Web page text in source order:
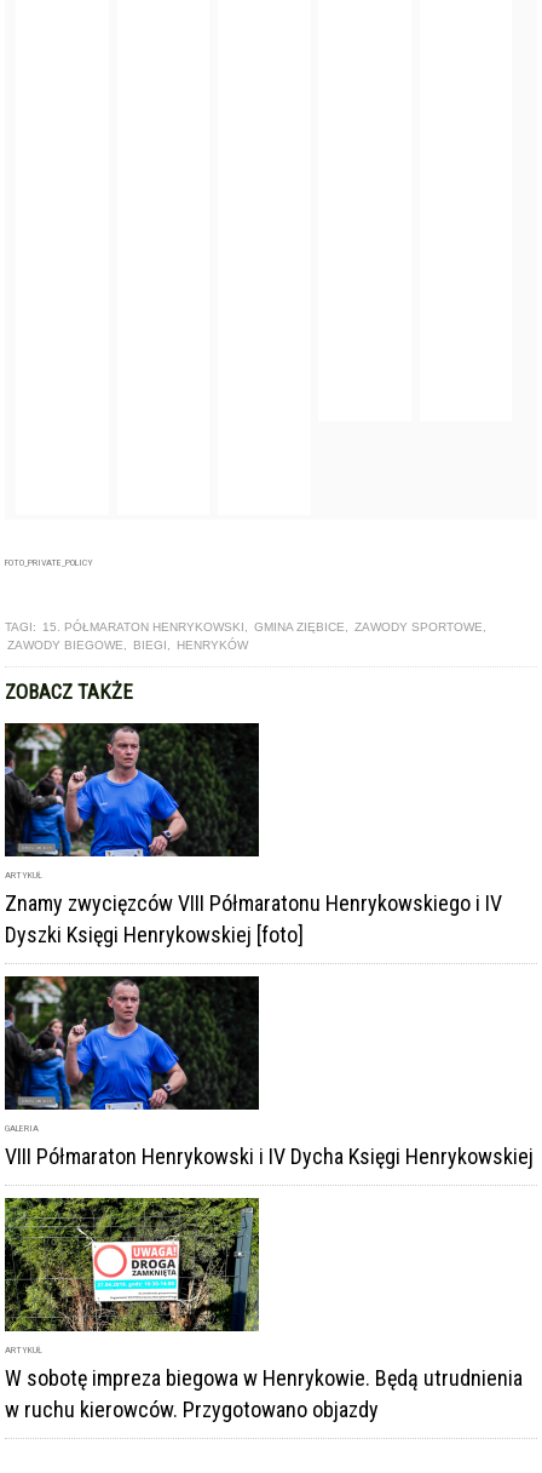
FOTO_PRIVATE_POLICY
TAGI: 15. PÓŁMARATON HENRYKOWSKI, GMINA ZIĘBICE, ZAWODY SPORTOWE,
ZAWODY BIEGOWE, BIEGI, HENRYKÓW
ZOBACZ TAKŻE
ARTYKUŁ
Znamy zwycięzców VIII Półmaratonu Henrykowskiego i IV
Dyszki Księgi Henrykowskiej [foto]
GALERIA
VIII Półmaraton Henrykowski i IV Dycha Księgi Henrykowskiej
ARTYKUŁ
W sobotę impreza biegowa w Henrykowie. Będą utrudnienia
w ruchu kierowców. Przygotowano objazdy